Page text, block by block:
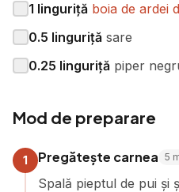
1 linguriță boia de ardei
0.5 linguriță sare
0.25 linguriță piper
Mod de preparare
1 Pregătește carnea 5
Spală pieptul de pui și